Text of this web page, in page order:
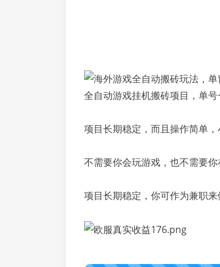
全自动游戏挂机搬砖项目，单
项目长期稳定，而且操作简单，
不需要你会玩游戏，也不需要你
项目长期稳定，你可作为兼职来